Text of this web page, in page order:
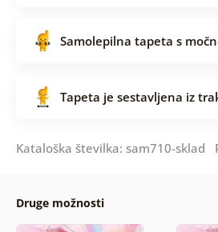
Samolepilna tapeta s
Tapeta je sestavljena iz
Kataloška številka: sam710-sklad
Druge možnosti